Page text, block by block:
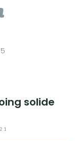
solide